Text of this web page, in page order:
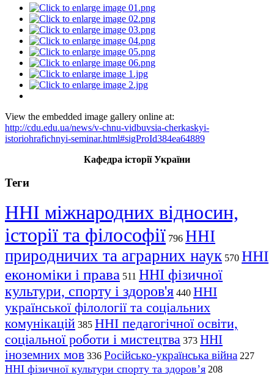
View the embedded image gallery online at:
http://cdu.edu.ua/news/v-chnu-vidbuvsia-cherkaskyi-
istoriohrafichnyi-seminar.html#sigProId384ea64889
Кафедра історії України
Теги
ННІ міжнародних відносин,
історії та філософії 796 ННІ
природничих та аграрних наук 570 ННІ
економіки і права 511 ННІ фізичної
культури, спорту і здоров'я 440 ННІ
української філології та соціальних
комунікацій 385 ННІ педагогічної освіти,
соціальної роботи і мистецтва 373 ННІ
іноземних мов 336 Російсько-українська війна 227
ННІ фізичної культури спорту та здоров’я 208